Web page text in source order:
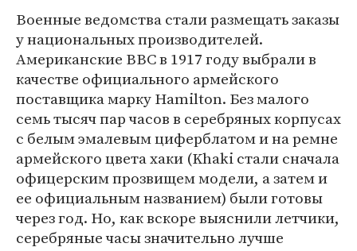
Военные ведомства стали размещать заказы
у национальных производителей.
Американские ВВС в 1917 году выбрали в
качестве официального армейского
поставщика марку Hamilton. Без малого
семь тысяч пар часов в серебряных корпусах
с белым эмалевым циферблатом и на ремне
армейского цвета хаки (Khaki стали сначала
офицерским прозвищем модели, а затем и
ее официальным названием) были готовы
через год. Но, как вскоре выяснили летчики,
серебряные часы значительно лучше